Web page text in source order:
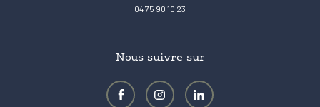
04 75 90 10 23
Nous suivre sur